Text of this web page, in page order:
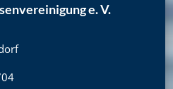
e. V.